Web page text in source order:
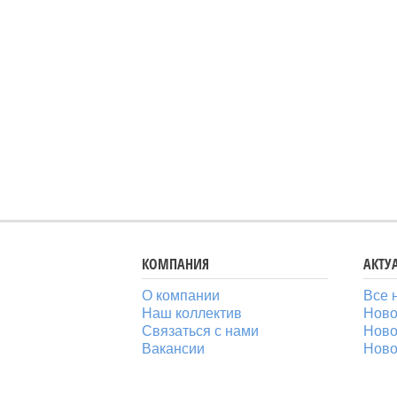
КОМПАНИЯ
О компании
Наш коллектив
Связаться с нами
Вакансии
Все